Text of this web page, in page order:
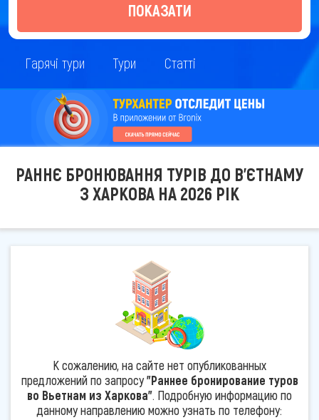
ПОКАЗАТИ
Гарячі тури Тури Статті
РАННЄ БРОНЮВАННЯ ТУРІВ ДО В'ЄТНАМУ
З ХАРКОВА НА 2026 РІК
К сожалению, на сайте нет опубликованных
предложений по запросу"Раннее бронирование туров
во Вьетнам из Харкова". Подробную информацию по
данному направлению можно узнать по телефону: